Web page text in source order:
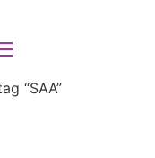
“SAA”